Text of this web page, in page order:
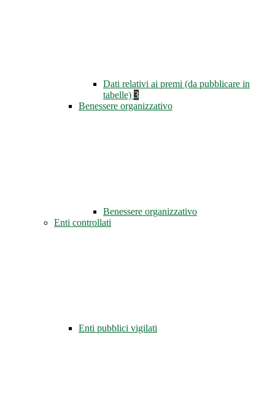
Dati relativi ai premi (da pubblicare in
tabelle) 3
Benessere organizzativo
Benessere organizzativo
Enti controllati
Enti pubblici vigilati